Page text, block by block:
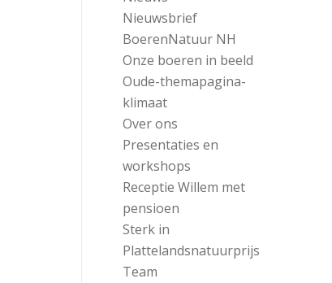
Nieuwsbrief
BoerenNatuur NH
Onze boeren in beeld
Oude-themapagina-
klimaat
Over ons
Presentaties en
workshops
Receptie Willem met
pensioen
Sterk in
Plattelandsnatuurprijs
Team